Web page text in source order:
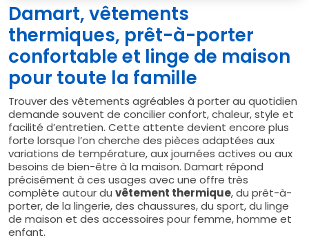
Damart, vêtements
thermiques, prêt-à-porter
confortable et linge de maison
pour toute la famille
Trouver des vêtements agréables à porter au quotidien
demande souvent de concilier confort, chaleur, style et
facilité d’entretien. Cette attente devient encore plus
forte lorsque l’on cherche des pièces adaptées aux
variations de température, aux journées actives ou aux
besoins de bien-être à la maison. Damart répond
précisément à ces usages avec une offre très
complète autour du vêtement thermique, du prêt-à-
porter, de la lingerie, des chaussures, du sport, du linge
de maison et des accessoires pour femme, homme et
enfant.